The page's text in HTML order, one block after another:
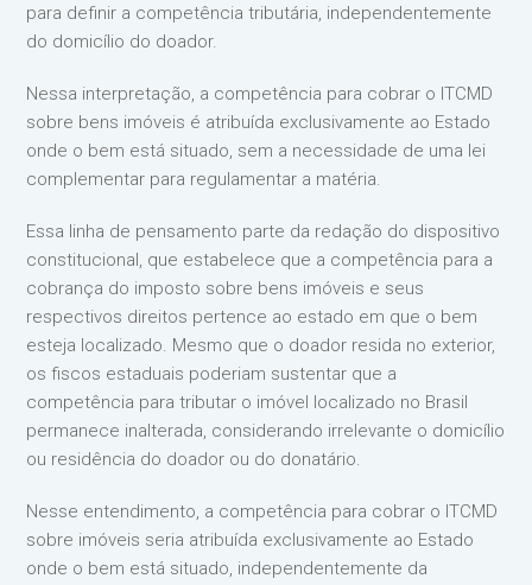
para definir a competência tributária, independentemente
do domicílio do doador.
Nessa interpretação, a competência para cobrar o ITCMD
sobre bens imóveis é atribuída exclusivamente ao Estado
onde o bem está situado, sem a necessidade de uma lei
complementar para regulamentar a matéria.
Essa linha de pensamento parte da redação do dispositivo
constitucional, que estabelece que a competência para a
cobrança do imposto sobre bens imóveis e seus
respectivos direitos pertence ao estado em que o bem
esteja localizado. Mesmo que o doador resida no exterior,
os fiscos estaduais poderiam sustentar que a
competência para tributar o imóvel localizado no Brasil
permanece inalterada, considerando irrelevante o domicílio
ou residência do doador ou do donatário.
Nesse entendimento, a competência para cobrar o ITCMD
sobre imóveis seria atribuída exclusivamente ao Estado
onde o bem está situado, independentemente da